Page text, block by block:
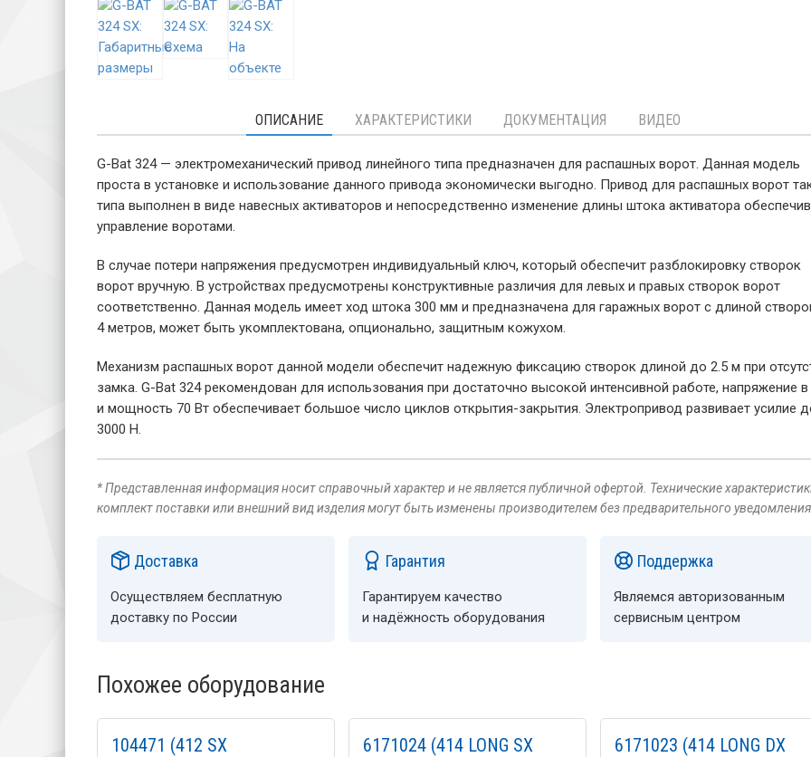
ОПИСАНИЕ ХАРАКТЕРИСТИКИ ДОКУМЕНТАЦИЯ ВИДЕО
G-Bat 324 — электромеханический привод линейного типа предназначен для распашных ворот. Данная модель
проста в установке и использование данного привода экономически выгодно. Привод для распашных ворот
типа выполнен в виде навесных активаторов и непосредственно изменение длины штока активатора
управление воротами.
В случае потери напряжения предусмотрен индивидуальный ключ, который обеспечит разблокировку створок
ворот вручную. В устройствах предусмотрены конструктивные различия для левых и правых створок ворот
соответственно. Данная модель имеет ход штока 300 мм и предназначена для гаражных ворот с длиной
4 метров, может быть укомплектована, опционально, защитным кожухом.
Механизм распашных ворот данной модели обеспечит надежную фиксацию створок длиной до 2.5 м при
замка. G-Bat 324 рекомендован для использования при достаточно высокой интенсивной работе, напряжение в
и мощность 70 Вт обеспечивает большое число циклов открытия-закрытия. Электропривод развивает усилие
3000 Н.
* Представленная информация носит справочный характер и не является публичной офертой. Технические
комплект поставки или внешний вид изделия могут быть изменены производителем без предварительного уведомления.
Доставка
Осуществляем бесплатную
доставку по России
Гарантия
Гарантируем качество
и надёжность оборудования
Поддержка
Являемся авторизованным
сервисным центром
Похожее оборудование
104471 (412 SX
6171024 (414 LONG SX
6171023 (414 LONG DX